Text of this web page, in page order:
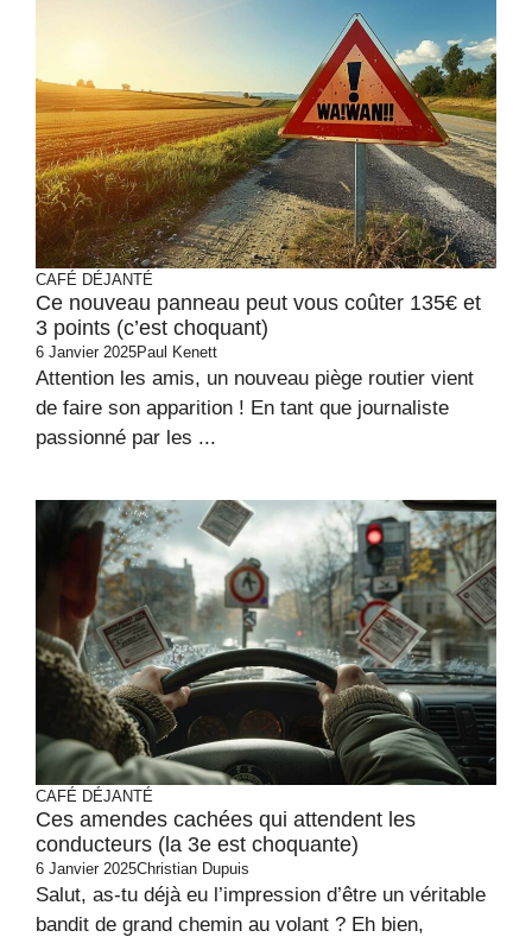
CAFÉ DÉJANTÉ
Ce nouveau panneau peut vous coûter 135€ et
3 points (c’est choquant)
6 Janvier 2025Paul Kenett
Attention les amis, un nouveau piège routier vient
de faire son apparition ! En tant que journaliste
passionné par les ...
CAFÉ DÉJANTÉ
Ces amendes cachées qui attendent les
conducteurs (la 3e est choquante)
6 Janvier 2025Christian Dupuis
Salut, as-tu déjà eu l’impression d’être un véritable
bandit de grand chemin au volant ? Eh bien,